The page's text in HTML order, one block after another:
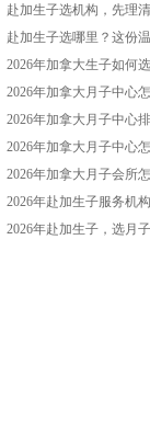
赴加生子选机构，先理
赴加生子选哪里？这份
2026年加拿大生子如何
2026年加拿大月子中心
2026年加拿大月子中心
2026年加拿大月子中心
2026年加拿大月子会所
2026年赴加生子服务机
2026年赴加生子，选月